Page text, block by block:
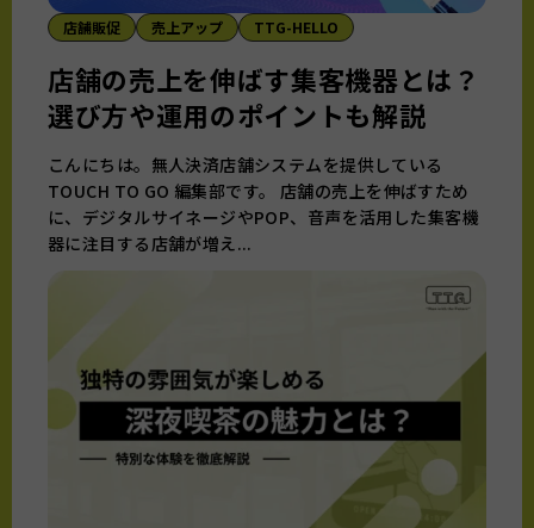
店舗販促 売上アップ TTG-HELLO
店舗の売上を伸ばす集客機器とは？
選び方や運用のポイントも解説
こんにちは。無人決済店舗システムを提供している
TOUCH TO GO 編集部です。 店舗の売上を伸ばすため
に、デジタルサイネージやPOP、音声を活用した集客機
器に注目する店舗が増え...